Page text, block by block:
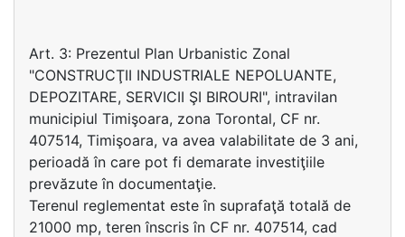
Art. 3: Prezentul Plan Urbanistic Zonal
"CONSTRUCŢII INDUSTRIALE NEPOLUANTE,
DEPOZITARE, SERVICII ŞI BIROURI", intravilan
municipiul Timişoara, zona Torontal, CF nr.
407514, Timişoara, va avea valabilitate de 3 ani,
perioadă în care pot fi demarate investiţiile
prevăzute în documentaţie.
Terenul reglementat este în suprafaţă totală de
21000 mp, teren înscris în CF nr. 407514, cad